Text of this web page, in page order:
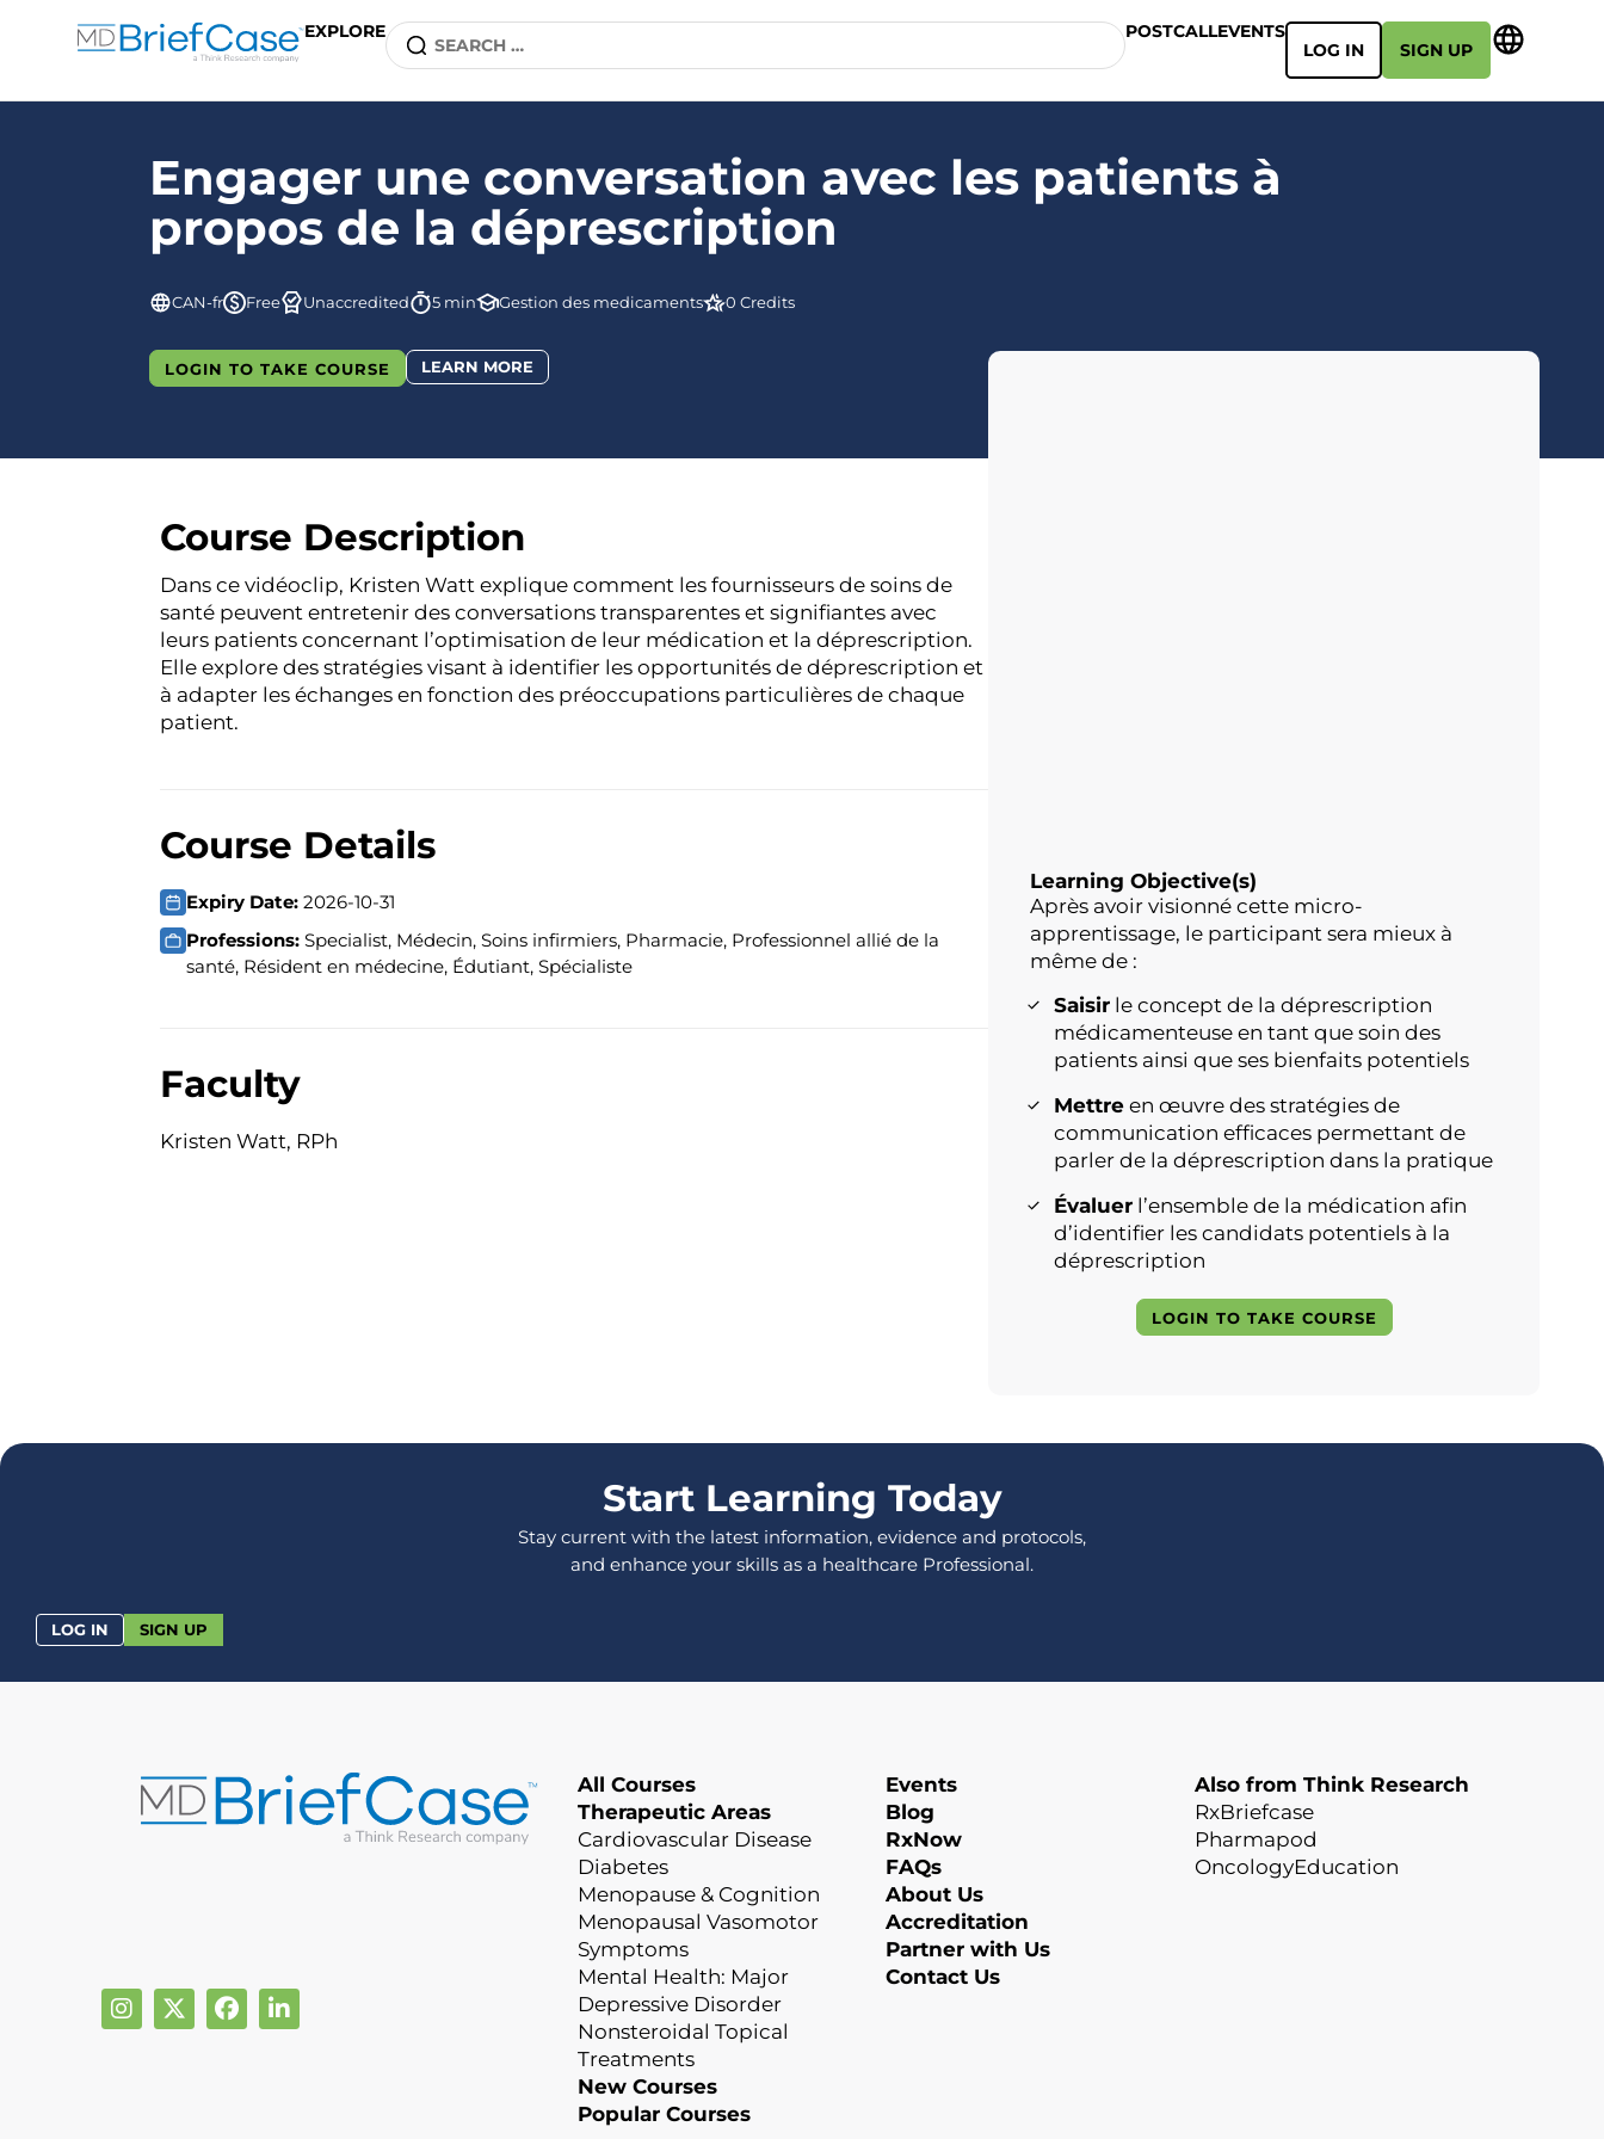
EXPLORE POSTCALLEVENTS
LOG IN
SIGN UP
Engager une conversation avec les patients à
propos de la déprescription
CAN-fr Free Unaccredited 5 min Gestion des medicaments 0 Credits
LOGIN TO TAKE COURSE LEARN MORE
Course Description
Dans ce vidéoclip, Kristen Watt explique comment les fournisseurs de soins de
santé peuvent entretenirdes conversations transparentes et signifiantes avec
leurs patients concernant l’optimisation de leur médication et la déprescription.
Elle explore des stratégies visant à identifier les opportunités dedéprescription et
à adapter les échanges en fonction des préoccupations particulières de chaque
patient.
Course Details
Expiry Date:2026-10-31
Professions:Specialist, Médecin, Soins infirmiers, Pharmacie, Professionnel allié de la
santé, Résident en médecine, Édutiant, Spécialiste
Faculty
Kristen Watt, RPh
Learning Objective(s)
Après avoir visionné cette micro-
apprentissage, le participant sera mieux à
même de :
Saisirle concept de la déprescription
médicamenteuse en tant que soin des
patients ainsi que ses bienfaits potentiels
Mettreen œuvre des stratégies de
communication efficaces permettant de
parler de la déprescription dans la pratique
Évaluerl’ensemble de la médication afin
d’identifier les candidats potentiels à la
déprescription
LOGIN TO TAKE COURSE
Start Learning Today
Stay current with the latest information, evidence and protocols,
and enhance your skills as a healthcare Professional.
LOG IN SIGN UP
All Courses
Therapeutic Areas
Cardiovascular Disease
Diabetes
Menopause & Cognition
Menopausal Vasomotor
Symptoms
Mental Health: Major
Depressive Disorder
Nonsteroidal Topical
Treatments
New Courses
Popular Courses
Events
Blog
RxNow
FAQs
About Us
Accreditation
Partner with Us
Contact Us
Also from Think Research
RxBriefcase
Pharmapod
OncologyEducation